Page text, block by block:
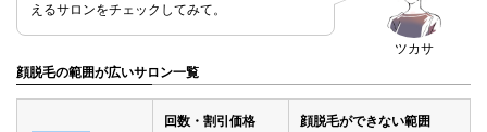
ツカサ
えるサロンをチェックしてみて。
顔脱毛の範囲が広いサロン一覧
回数・割引価格
顔脱毛ができない範囲